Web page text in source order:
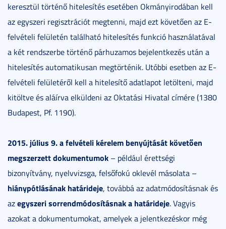
keresztül történő hitelesítés esetében Okmányirodában kell
az egyszeri regisztrációt megtenni, majd ezt követően az E-
felvételi felületén található hitelesítés funkció használatával
a két rendszerbe történő párhuzamos bejelentkezés után a
hitelesítés automatikusan megtörténik. Utóbbi esetben az E-
felvételi felületéről kell a hitelesítő adatlapot letölteni, majd
kitöltve és aláírva elküldeni az Oktatási Hivatal címére (1380
Budapest, Pf. 1190).
2015. július 9. a felvételi kérelem benyújtását követően
megszerzett dokumentumok – például érettségi
bizonyítvány, nyelvvizsga, felsőfokú oklevél másolata –
hiánypótlásának határideje, továbbá az adatmódosításnak és
azegyszeri sorrendmódosításnak a határideje. Vagyis
azokat a dokumentumokat, amelyek a jelentkezéskor még